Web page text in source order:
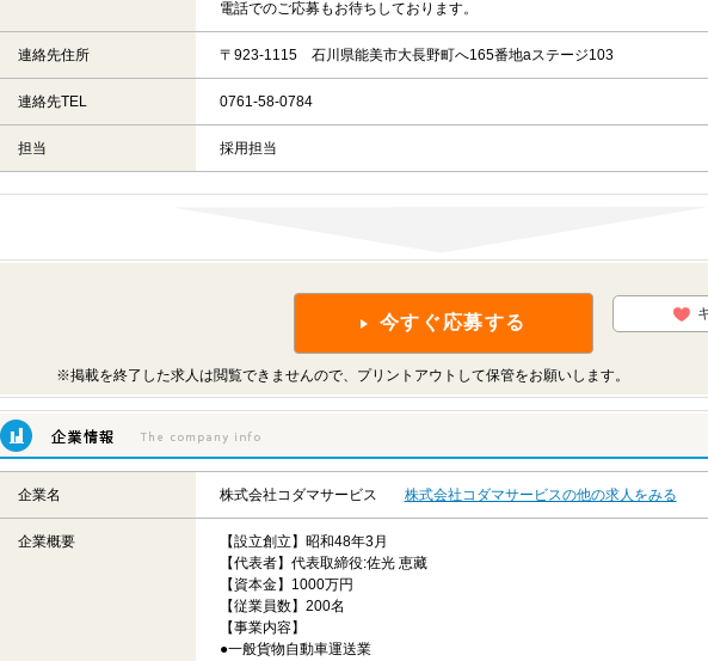
電話でのご応募もお待ちしております。
連絡先住所 〒923-1115 石川県能美市大長野町へ165番地aステージ103
連絡先TEL 0761-58-0784
担当 採用担当
今すぐ応募する
※掲載を終了した求人は閲覧できませんので、プリントアウトして保管をお願いします。
企業名
株式会社コダマサービス 株式会社コダマサービスの他の求人をみる
企業概要
【設立創立】昭和48年3月
【代表者】代表取締役:佐光 恵藏
【資本金】1000万円
【従業員数】200名
【事業内容】
●一般貨物自動車運送業